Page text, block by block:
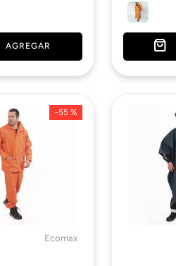
AGREGAR
-55 %
Ecomax